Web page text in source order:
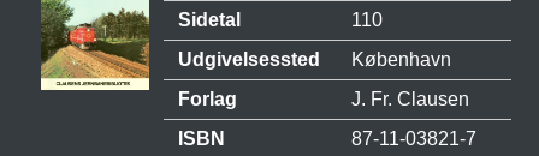
Sidetal
110
Udgivelsessted
København
Forlag
J. Fr. Clausen
ISBN
87-11-03821-7